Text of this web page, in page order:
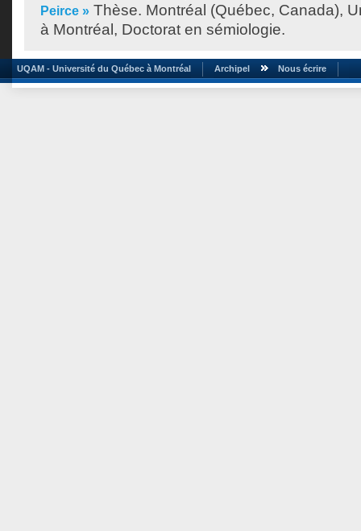
Peirce » Thèse. Montréal (Québec, Canada),
à Montréal, Doctorat en sémiologie.
UQAM - Université du Québec à Montréal Archipel Nous écrire